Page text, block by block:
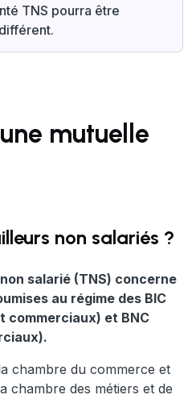
TNS pourra être
mutuelle
non salariés ?
salarié (TNS) concerne
au régime des BIC
commerciaux) et BNC
chambre du commerce et
chambre des métiers et de